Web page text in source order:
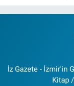
İz Gazete - İzmir'in
Kitap